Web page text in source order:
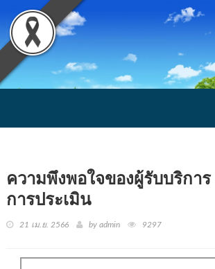
ความพึงพอใจของผู้รับบริกา
การประเมิน
21 เม.ย. 2566 by admin 9297